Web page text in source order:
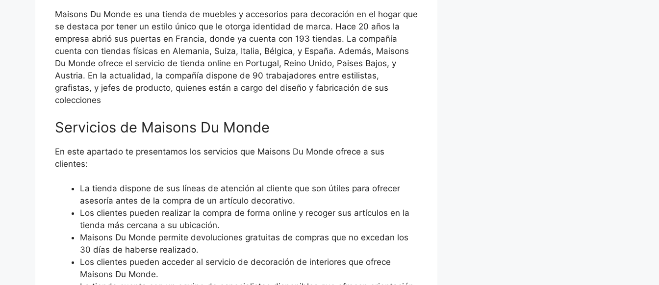
Maisons Du Monde es una tienda de muebles y accesorios para decoración en el hogar que
se destaca por tener un estilo único que le otorga identidad de marca. Hace 20 años la
empresa abrió sus puertas en Francia, donde ya cuenta con 193 tiendas. La compañía
cuenta con tiendas físicas en Alemania, Suiza, Italia, Bélgica, y España. Además, Maisons
Du Monde ofrece el servicio de tienda online en Portugal, Reino Unido, Paises Bajos, y
Austria. En la actualidad, la compañía dispone de 90 trabajadores entre estilistas,
grafistas, y jefes de producto, quienes están a cargo del diseño y fabricación de sus
colecciones
Servicios de Maisons Du Monde
En este apartado te presentamos los servicios que Maisons Du Monde ofrece a sus
clientes:
La tienda dispone de sus líneas de atención al cliente que son útiles para ofrecer
asesoría antes de la compra de un artículo decorativo.
Los clientes pueden realizar la compra de forma online y recoger sus artículos en la
tienda más cercana a su ubicación.
Maisons Du Monde permite devoluciones gratuitas de compras que no excedan los
30 días de haberse realizado.
Los clientes pueden acceder al servicio de decoración de interiores que ofrece
Maisons Du Monde.